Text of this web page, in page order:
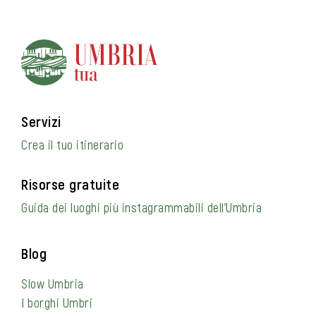
Servizi
Crea il tuo itinerario
Risorse gratuite
Guida dei luoghi più instagrammabili dell’Umbria
Blog
Slow Umbria
I borghi Umbri